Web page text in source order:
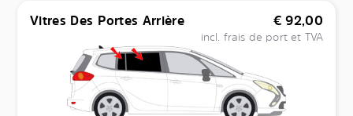
Vitres Des Portes Arrière € 92,00
incl. frais de port et TVA